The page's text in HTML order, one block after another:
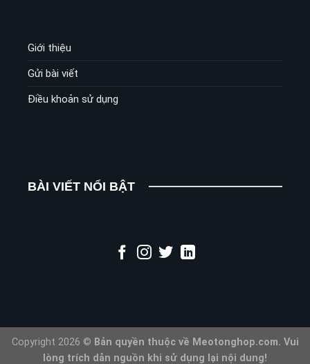
Giới thiệu
Gửi bài viết
Điều khoản sử dụng
BÀI VIẾT NỔI BẬT
Copyright 2026 © Bản quyền thuộc về Meotonghop.com. Vui
lòng trích dẫn nguồn khi sử dụng lại nội dung!